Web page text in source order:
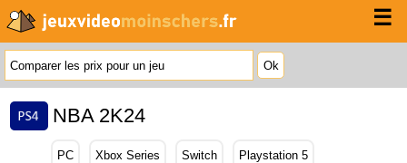
☰
NBA 2K24
PC Xbox Series Switch Playstation 5